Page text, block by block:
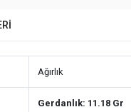
Ağırlık
Gerdanlık: 11.18 Gr